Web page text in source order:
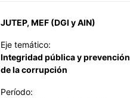
JUTEP, MEF (DGI y AIN)
Eje temático:
Integridad pública y prevención
de la corrupción
Período: